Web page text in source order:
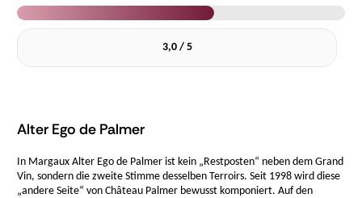
3,0 / 5
Alter Ego de Palmer
In Margaux Alter Ego de Palmer ist kein „Restposten“ neben dem Grand
Vin, sondern die zweite Stimme desselben Terroirs. Seit 1998 wird diese
„andere Seite“ von Château Palmer bewusst komponiert. Auf den